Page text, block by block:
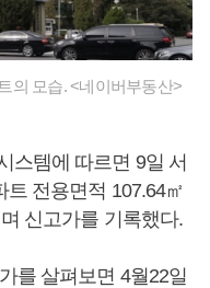
의 모습. <네이버부동산>
스템에 따르면 9일 서
전용면적 107.64㎡
신고가를 기록했다.
를 살펴보면 4월22일